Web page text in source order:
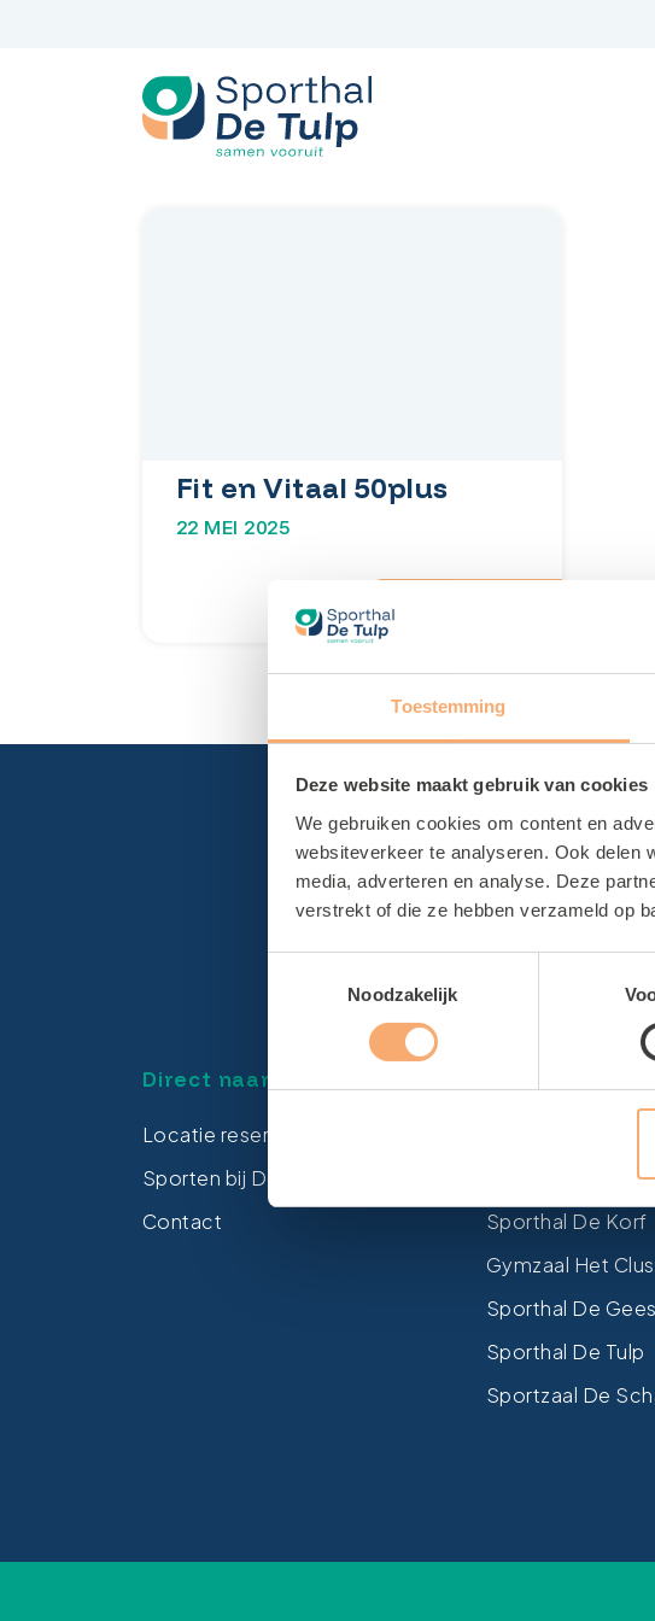
Toestemming
Deze website maakt gebruik van cookies
We gebruiken cookies om content en
websiteverkeer te analyseren. Ook delen
media, adverteren en analyse. Deze
verstrekt of die ze hebben verzameld op
Noodzakelijk
Fit en Vitaal 50plus
22 MEI 2025
LEES MEER
Direct naar
Locatie reserveren
Sporten bij De Tulp
Contact
Sporthal
Sporthal De Korf
Gymzaal Het
Sporthal De
Sporthal De Tulp
Sportzaal De